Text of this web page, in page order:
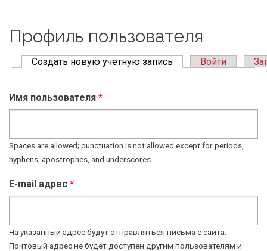
Профиль пользователя
Создать новую учетную запись (active tab)
Войти
Имя пользователя *
Spaces are allowed; punctuation is not allowed except for periods,
hyphens, apostrophes, and underscores.
E-mail адрес *
На указанный адрес будут отправляться письма с сайта.
Почтовый адрес не будет доступен другим пользователям и